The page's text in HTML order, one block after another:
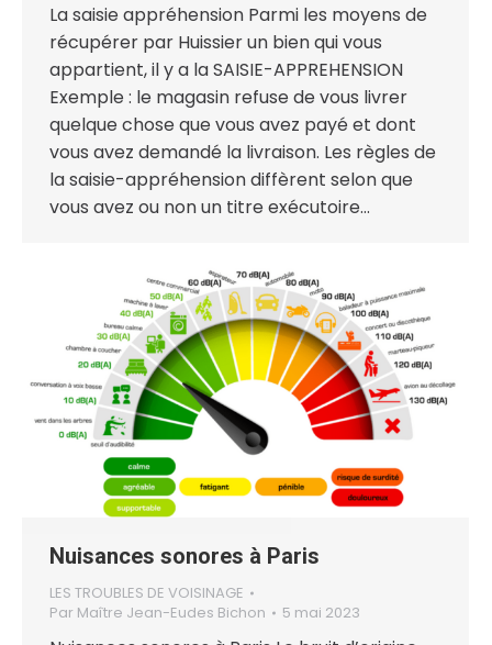
La saisie appréhension Parmi les moyens de
récupérer par Huissier un bien qui vous
appartient, il y a la SAISIE-APPREHENSION
Exemple : le magasin refuse de vous livrer
quelque chose que vous avez payé et dont
vous avez demandé la livraison. Les règles de
la saisie-appréhension diffèrent selon que
vous avez ou non un titre exécutoire…
Nuisances sonores à Paris
LES TROUBLES DE VOISINAGE
Par Maître Jean-Eudes Bichon 5 mai 2023